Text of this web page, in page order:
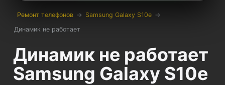
Ремонт телефонов → Samsung Galaxy S10e →
Динамик не работает
Динамик не работает
Samsung Galaxy S10e